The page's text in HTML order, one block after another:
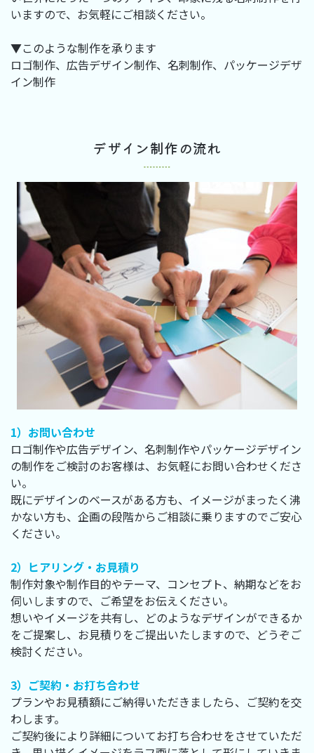
いますので、お気軽にご相談ください。
▼このような制作を承ります
ロゴ制作、広告デザイン制作、名刺制作、パッケージデザ
イン制作
デザイン制作の流れ
1）お問い合わせ
ロゴ制作や広告デザイン、名刺制作やパッケージデザイン
の制作をご検討のお客様は、お気軽にお問い合わせくださ
い。
既にデザインのベースがある方も、イメージがまったく沸
かない方も、企画の段階からご相談に乗りますのでご安心
ください。
2）ヒアリング・お見積り
制作対象や制作目的やテーマ、コンセプト、納期などをお
伺いしますので、ご希望をお伝えください。
想いやイメージを共有し、どのようなデザインができるか
をご提案し、お見積りをご提出いたしますので、どうぞご
検討ください。
3）ご契約・お打ち合わせ
プランやお見積額にご納得いただきましたら、ご契約を交
わします。
ご契約後により詳細についてお打ち合わせをさせていただ